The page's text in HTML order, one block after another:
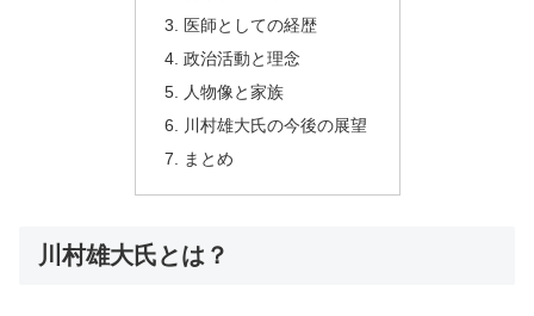
医師としての経歴
政治活動と理念
人物像と家族
川村雄大氏の今後の展望
まとめ
川村雄大氏とは？